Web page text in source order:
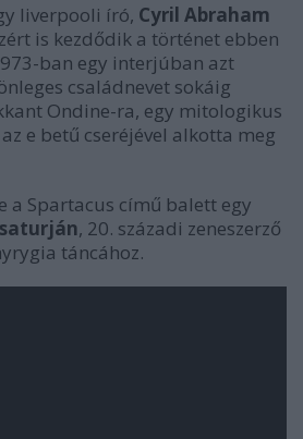
liverpooli író, Cyril Abraham
is kezdődik a történet ebben
ban egy interjúban azt
családnevet sokáig
Ondine-ra, egy mitologikus
e betű cseréjével alkotta meg
a Spartacus című balett egy
, 20. századi zeneszerző
táncához.